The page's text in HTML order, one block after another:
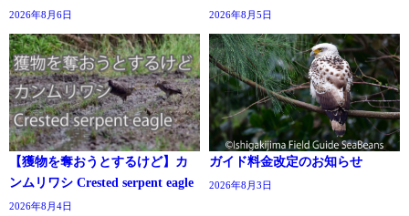
2026年8月6日 2026年8月5日
【獲物を奪おうとするけど】カ
ンムリワシ Crested serpent eagle
2026年8月4日
ガイド料金改定のお知らせ
2026年8月3日